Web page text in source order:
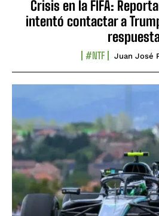
Crisis en la FIFA:
intentó contactar a
#NTF Juan José